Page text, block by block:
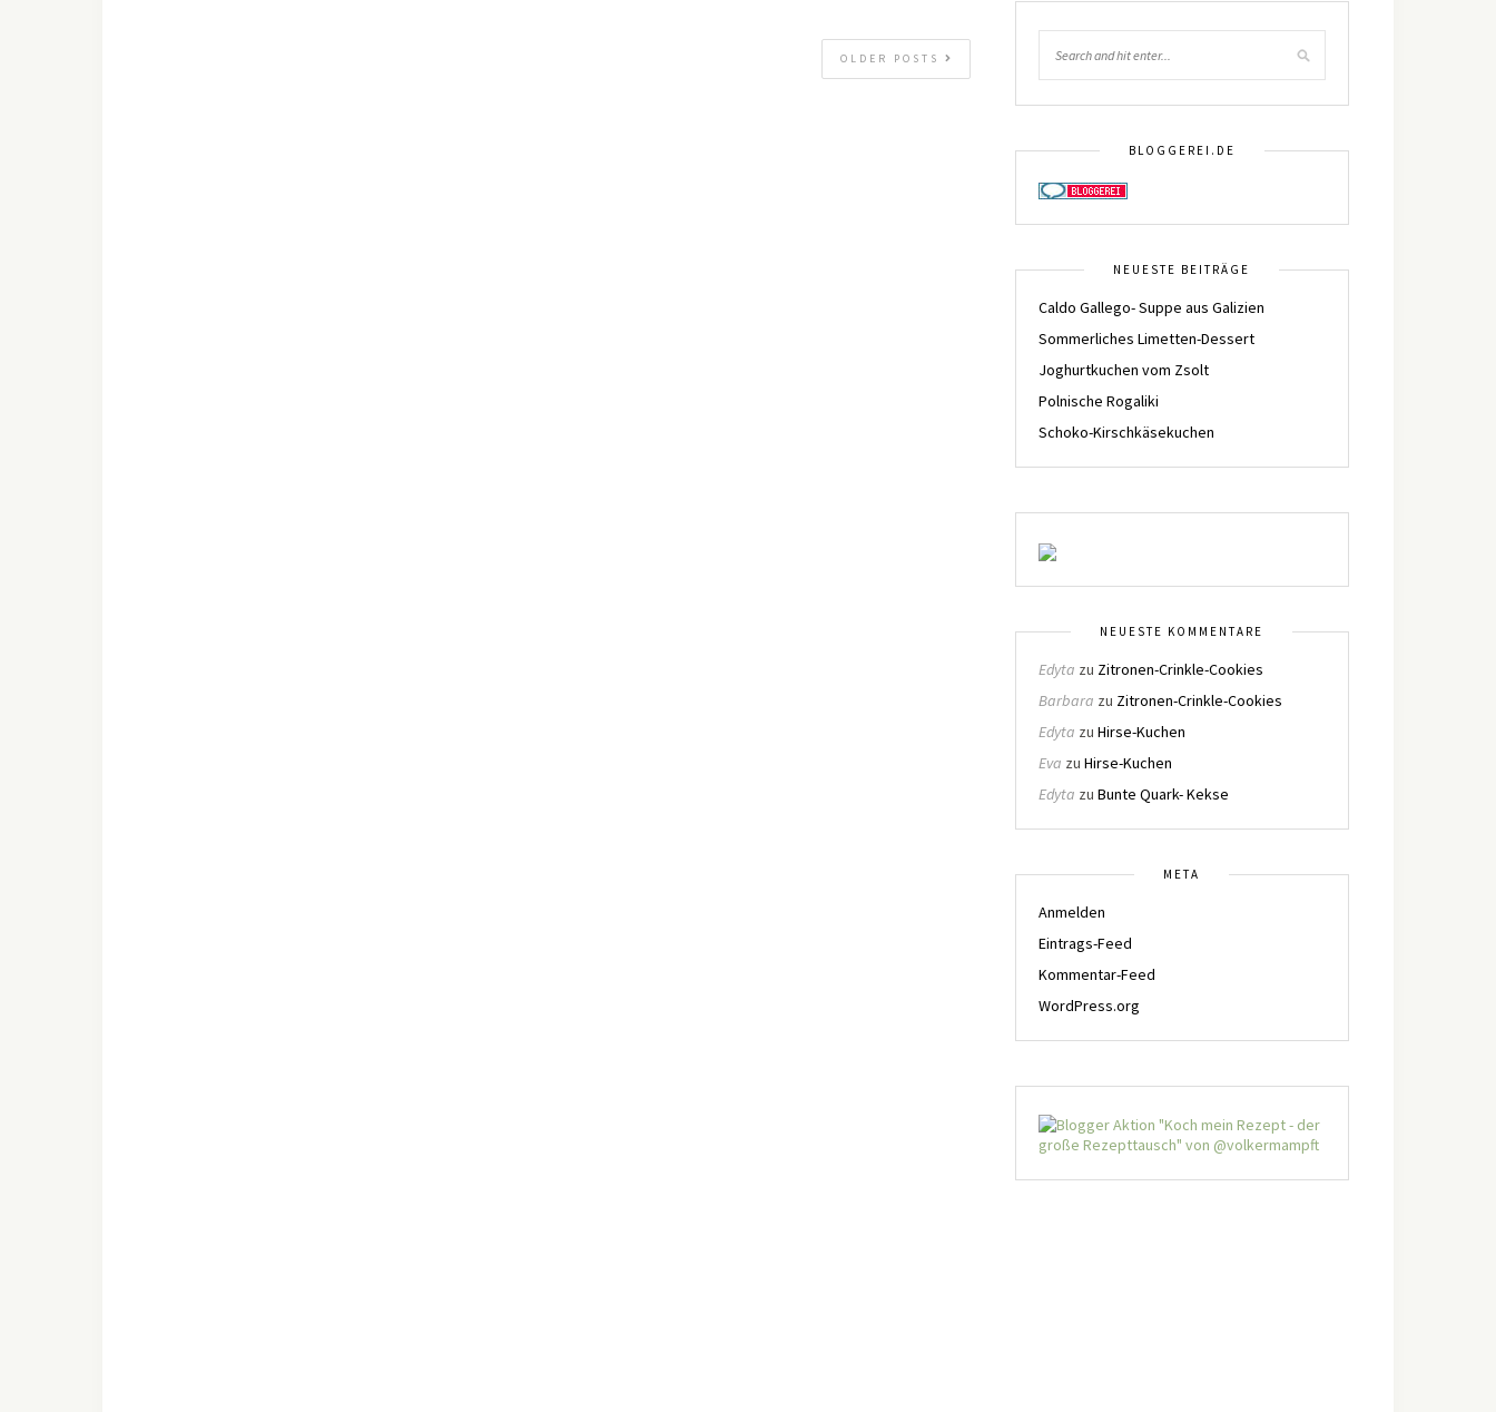
OLDER POSTS
BLOGGEREI.DE
NEUESTE BEITRÄGE
Caldo Gallego- Suppe aus Galizien
Sommerliches Limetten-Dessert
Joghurtkuchen vom Zsolt
Polnische Rogaliki
Schoko-Kirschkäsekuchen
NEUESTE KOMMENTARE
Edyta zu Zitronen-Crinkle-Cookies
Barbara zu Zitronen-Crinkle-Cookies
Edyta zu Hirse-Kuchen
Eva zu Hirse-Kuchen
Edyta zu Bunte Quark- Kekse
META
Anmelden
Eintrags-Feed
Kommentar-Feed
WordPress.org